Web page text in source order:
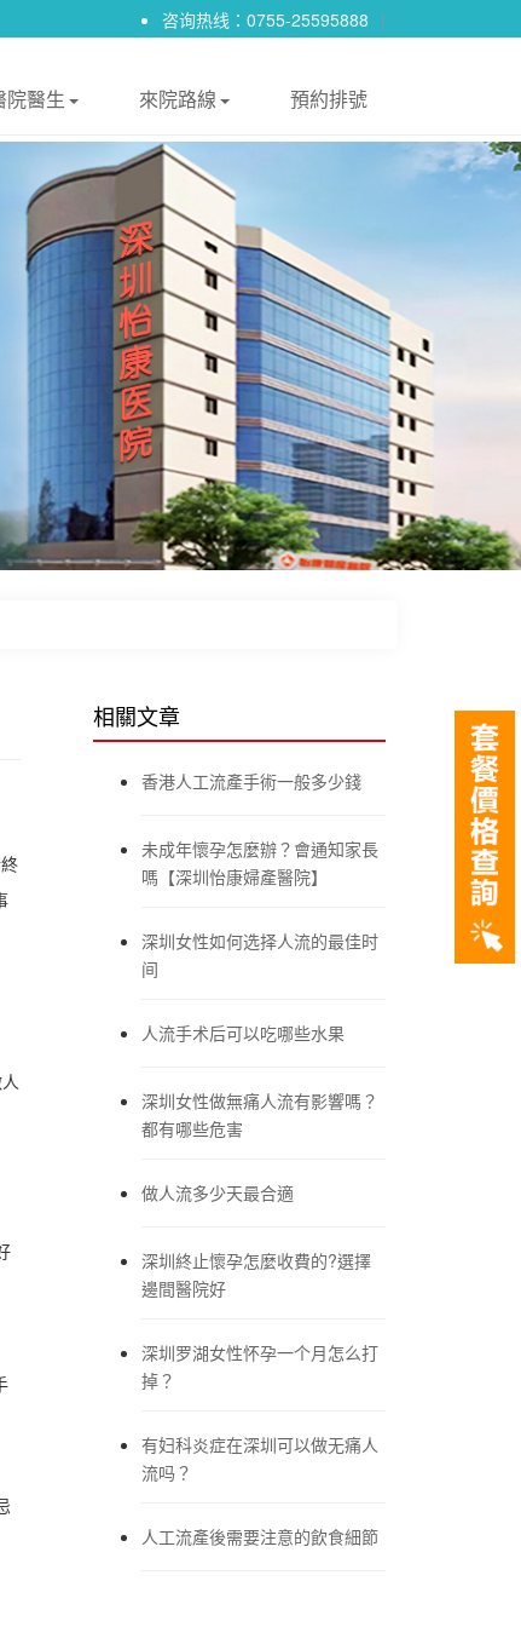
咨询热线：0755-25595888 |
院醫生 來院路線 預約排號
相關文章
香港人工流產手術一般多少錢
未成年懷孕怎麼辦？會通知家長
嗎【深圳怡康婦產醫院】
深圳女性如何选择人流的最佳时
间
人流手术后可以吃哪些水果
深圳女性做無痛人流有影響嗎？
都有哪些危害
做人流多少天最合適
深圳終止懷孕怎麼收費的?選擇
邊間醫院好
深圳罗湖女性怀孕一个月怎么打
掉？
有妇科炎症在深圳可以做无痛人
流吗？
人工流產後需要注意的飲食細節